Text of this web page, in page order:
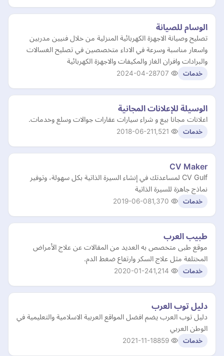
الوسام للصيانة
تصليح وصيانة الاجهزة الكهربائية المنزلية من خلال فنيين مدربين
واسعار مناسبة وسرعة في الاداء متخصصين في تصليح الغسالات
والبرادات وافران الغاز والمكيفات والاجهزة الكهربائية
خدمات 2024-04-28
الوسيلة للإعلانات المجانية
اعلانات مجانا بيع و شراء سيارات عقارات جوالات وسلع وخدمات.
خدمات 2018-06-21
CV Maker
CV Gulf لمساعدتك في إنشاء السيرة الذاتية بكل سهولة، وتوفير
نماذج جاهزة للسيرة الذاتية
خدمات 2019-06-08
طبيب العرب
موقع طبى متخصص به العديد من المقالات عن علاج الأمراض
المختلفة مثل علاج السكر وارتفاع ضغط الدم.
خدمات 2020-01-24
دليل توب العرب
دليل توب العرب يضم افضل المواقع العربية الاسلامية والتعليمية في
الوطن العربي
خدمات 2021-11-18